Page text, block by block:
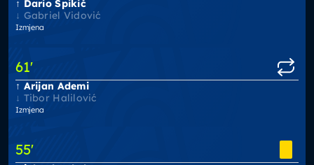
Dario Špikić
Gabriel Vidović
Izmjena
61'
Arijan Ademi
Tibor Halilović
Izmjena
55'